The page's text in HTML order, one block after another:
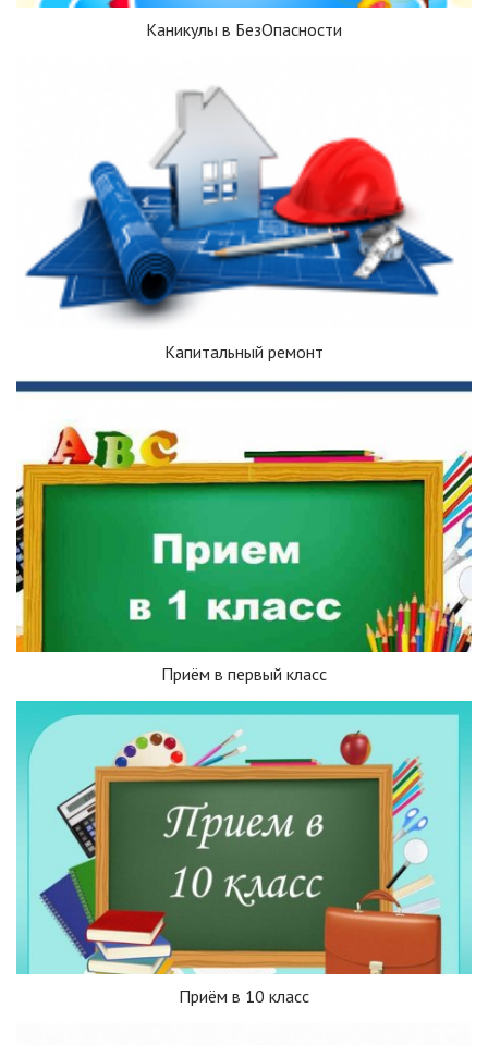
Каникулы в БезОпасности
Капитальный ремонт
Приём в первый класс
Приём в 10 класс